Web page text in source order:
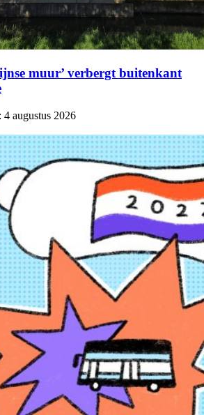
muur’ verbergt buitenkant
4 augustus 2026